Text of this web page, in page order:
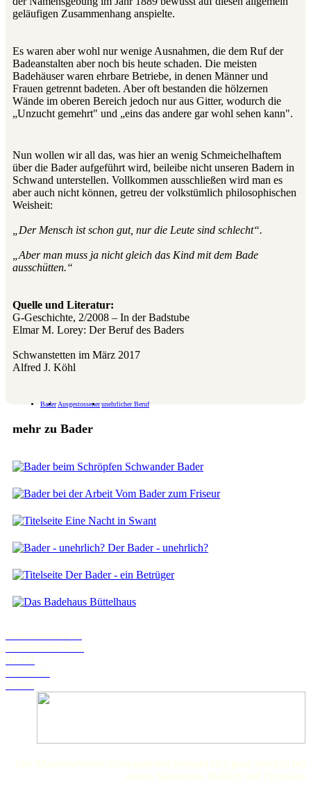
geläufigen Zusammenhang anspielte.
Es waren aber wohl nur wenige Ausnahmen, die dem Ruf der
Badeanstalten aber noch bis heute schaden. Die meisten
Badehäuser waren ehrbare Betriebe, in denen Männer und
Frauen getrennt badeten. Aber oft bestanden die hölzernen
Wände im oberen Bereich jedoch nur aus Gitter, wodurch die
„Unzucht gemehrt" und „eins das andere gar wohl sehen kann".
Nun wollen wir all das, was hier an wenig Schmeichelhaftem
über die Bader aufgeführt wird, beileibe nicht unseren Badern in
Schwand unterstellen. Vollkommen ausschließen wird man es
aber auch nicht können, getreu der volkstümlich philosophischen
Weisheit:
„Der Mensch ist schon gut, nur die Leute sind schlecht“.
„Aber man muss ja nicht gleich das Kind mit dem Bade
ausschütten.“
Quelle und Literatur:
G-Geschichte, 2/2008 – In der Badstube
Elmar M. Lorey: Der Beruf des Baders
Schwanstetten im März 2017
Alfred J. Köhl
Bader Ausgestossenerunehrlicher Beruf
mehr zu Bader
Schwander Bader
Vom Bader zum Friseur
Eine Nacht in Swant
Der Bader - unehrlich?
Der Bader - ein Betrüger
Büttelhaus
Schwanstetten.de
Landratsamt Roth
BLFD
Landkarte
Wetter
Der Museumsverein Schwanstetten bedankt sich ganz herzlich bei
seinen Sponsoren, Helfern und Freunden